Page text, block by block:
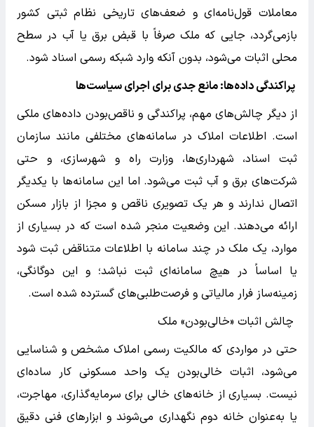
معاملات قول‌نامه‌ای و ضعف‌های تاریخی نظام ثبتی کشور
بازمی‌گردد، جایی که ملک صرفاً با قبض برق یا آب در سطح
محلی اثبات می‌شود، بدون آنکه وارد شبکه رسمی اسناد شود.
پراکندگی داده‌ها: مانع جدی برای اجرای سیاست‌ها
از دیگر چالش‌های مهم، پراکندگی و ناقص‌بودن داده‌های ملکی
است. اطلاعات املاک در سامانه‌های مختلفی مانند سازمان
ثبت اسناد، شهرداری‌ها، وزارت راه و شهرسازی، و حتی
شرکت‌های برق و آب ثبت می‌شود. اما این سامانه‌ها با یکدیگر
اتصال ندارند و هر یک تصویری ناقص و مجزا از بازار مسکن
ارائه می‌دهند. این وضعیت منجر شده است که در بسیاری از
موارد، یک ملک در چند سامانه با اطلاعات متناقض ثبت شود
یا اساساً در هیچ سامانه‌ای ثبت نباشد؛ و این دوگانگی،
زمینه‌ساز فرار مالیاتی و فرصت‌طلبی‌های گسترده شده است.
چالش اثبات «خالی‌بودن» ملک
حتی در مواردی که مالکیت رسمی املاک مشخص و شناسایی
می‌شود، اثبات خالی‌بودن یک واحد مسکونی کار ساده‌ای
نیست. بسیاری از خانه‌های خالی برای سرمایه‌گذاری، مهاجرت،
یا به‌عنوان خانه دوم نگهداری می‌شوند و ابزارهای فنی دقیق